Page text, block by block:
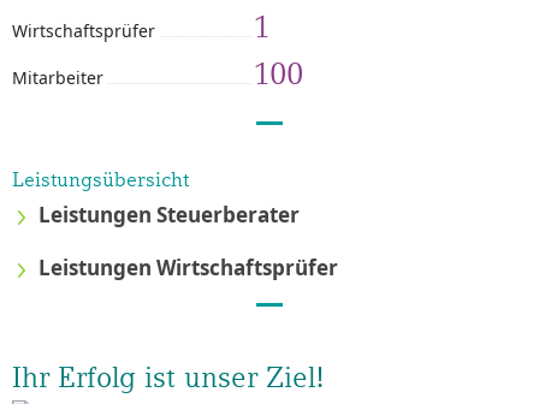
Wirtschaftsprüfer 1
Mitarbeiter 100
Leistungsübersicht
Leistungen Steuerberater
Leistungen Wirtschaftsprüfer
Ihr Erfolg ist unser Ziel!